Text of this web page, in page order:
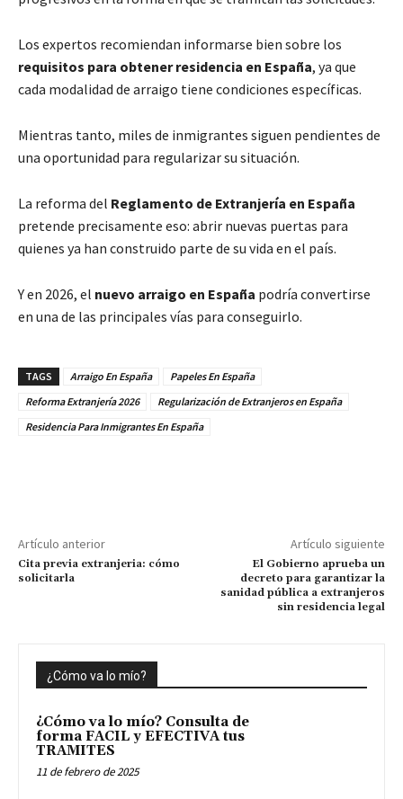
Los expertos recomiendan informarse bien sobre los
requisitos para obtener residencia en España, ya que
cada modalidad de arraigo tiene condiciones específicas.
Mientras tanto, miles de inmigrantes siguen pendientes de
una oportunidad para regularizar su situación.
La reforma del Reglamento de Extranjería en España
pretende precisamente eso: abrir nuevas puertas para
quienes ya han construido parte de su vida en el país.
Y en 2026, el nuevo arraigo en España podría convertirse
en una de las principales vías para conseguirlo.
TAGS Arraigo En España
Papeles En España
Reforma Extranjería 2026
Regularización de Extranjeros en España
Residencia Para Inmigrantes En España
Artículo anterior
Cita previa extranjeria: cómo
solicitarla
Artículo siguiente
El Gobierno aprueba un
decreto para garantizar la
sanidad pública a extranjeros
sin residencia legal
¿Cómo va lo mío?
¿Cómo va lo mío? Consulta de
forma FACIL y EFECTIVA tus
TRAMITES
11 de febrero de 2025